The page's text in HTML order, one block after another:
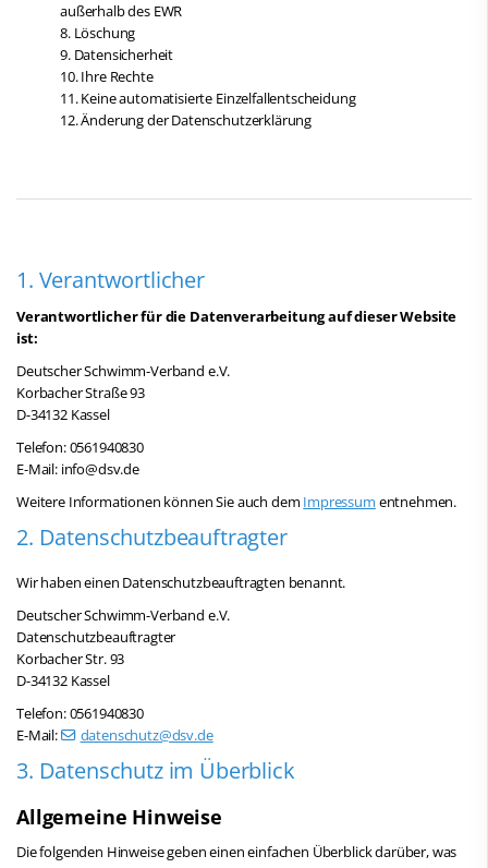
außerhalb des EWR
8. Löschung
9. Datensicherheit
10. Ihre Rechte
11. Keine automatisierte Einzelfallentscheidung
12. Änderung der Datenschutzerklärung
1. Verantwortlicher
Verantwortlicher für die Datenverarbeitung auf dieser Website
ist:
Deutscher Schwimm-Verband e.V.
Korbacher Straße 93
D-34132 Kassel
Telefon: 0561940830
E-Mail: info@dsv.de
Weitere Informationen können Sie auch dem Impressum entnehmen.
2. Datenschutzbeauftragter
Wir haben einen Datenschutzbeauftragten benannt.
Deutscher Schwimm-Verband e.V.
Datenschutzbeauftragter
Korbacher Str. 93
D-34132 Kassel
Telefon: 0561940830
E-Mail:
datenschutz@dsv.de
3. Datenschutz im Überblick
Allgemeine Hinweise
Die folgenden Hinweise geben einen einfachen Überblick darüber, was